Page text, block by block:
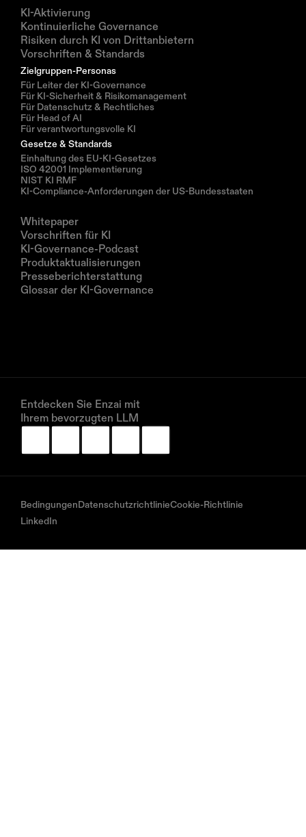
KI-Aktivierung
Kontinuierliche Governance
Risiken durch KI von Drittanbietern
Vorschriften & Standards
Zielgruppen-Personas
Für Leiter der KI-Governance
Für KI-Sicherheit & Risikomanagement
Für Datenschutz & Rechtliches
Für Head of AI
Für verantwortungsvolle KI
Gesetze & Standards
Einhaltung des EU-KI-Gesetzes
ISO 42001 Implementierung
NIST KI RMF
KI-Compliance-Anforderungen der US-Bundesstaaten
Whitepaper
Vorschriften für KI
KI-Governance-Podcast
Produktaktualisierungen
Presseberichterstattung
Glossar der KI-Governance
Entdecken Sie Enzai mit
Ihrem bevorzugten LLM
BedingungenDatenschutzrichtlinieCookie-Richtlinie
LinkedIn